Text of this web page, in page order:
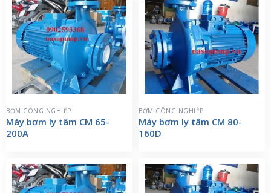
BƠM CÔNG NGHIỆP
Máy bơm ly tâm CM 65-
200A
BƠM CÔNG NGHIỆP
Máy bơm ly tâm CM 80-
160D